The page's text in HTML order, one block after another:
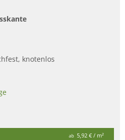
knotenlos
ab 5,92 € / m²